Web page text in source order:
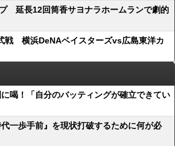
延長12回筒香サヨナラホームランで劇的
戦 横浜DeNAベイスターズvs広島東洋カ
喝！「自分のバッティングが確立できてい
代一歩手前』を現状打破するために何が必